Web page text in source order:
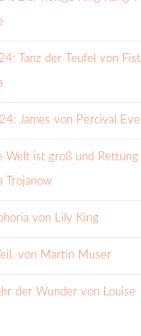
Tanz der Teufel von
James von Percival
Welt ist groß und Rettung
Trojanow
von Lily King
von Martin Muser
der Wunder von Louise